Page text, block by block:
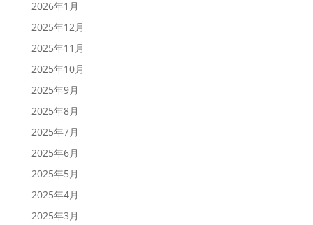
2026年1月
2025年12月
2025年11月
2025年10月
2025年9月
2025年8月
2025年7月
2025年6月
2025年5月
2025年4月
2025年3月